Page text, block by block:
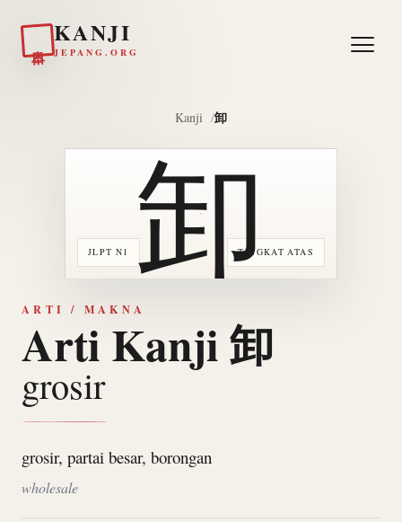
KANJI
JEPANG.ORG
Kanji 卸
JLPT N1 TINGKAT ATAS
卸
ARTI / MAKNA
Arti Kanji 卸
grosir
grosir, partai besar, borongan
wholesale